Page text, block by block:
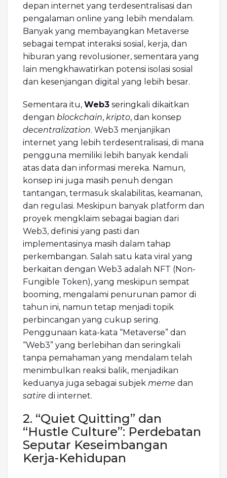
depan internet yang terdesentralisasi dan
pengalaman online yang lebih mendalam.
Banyak yang membayangkan Metaverse
sebagai tempat interaksi sosial, kerja, dan
hiburan yang revolusioner, sementara yang
lain mengkhawatirkan potensi isolasi sosial
dan kesenjangan digital yang lebih besar.
Sementara itu, Web3 seringkali dikaitkan
dengan blockchain, kripto, dan konsep
decentralization. Web3 menjanjikan
internet yang lebih terdesentralisasi, di mana
pengguna memiliki lebih banyak kendali
atas data dan informasi mereka. Namun,
konsep ini juga masih penuh dengan
tantangan, termasuk skalabilitas, keamanan,
dan regulasi. Meskipun banyak platform dan
proyek mengklaim sebagai bagian dari
Web3, definisi yang pasti dan
implementasinya masih dalam tahap
perkembangan. Salah satu kata viral yang
berkaitan dengan Web3 adalah NFT (Non-
Fungible Token), yang meskipun sempat
booming, mengalami penurunan pamor di
tahun ini, namun tetap menjadi topik
perbincangan yang cukup sering.
Penggunaan kata-kata “Metaverse” dan
“Web3” yang berlebihan dan seringkali
tanpa pemahaman yang mendalam telah
menimbulkan reaksi balik, menjadikan
keduanya juga sebagai subjek meme dan
satire di internet.
2. “Quiet Quitting” dan
“Hustle Culture”: Perdebatan
Seputar Keseimbangan
Kerja-Kehidupan